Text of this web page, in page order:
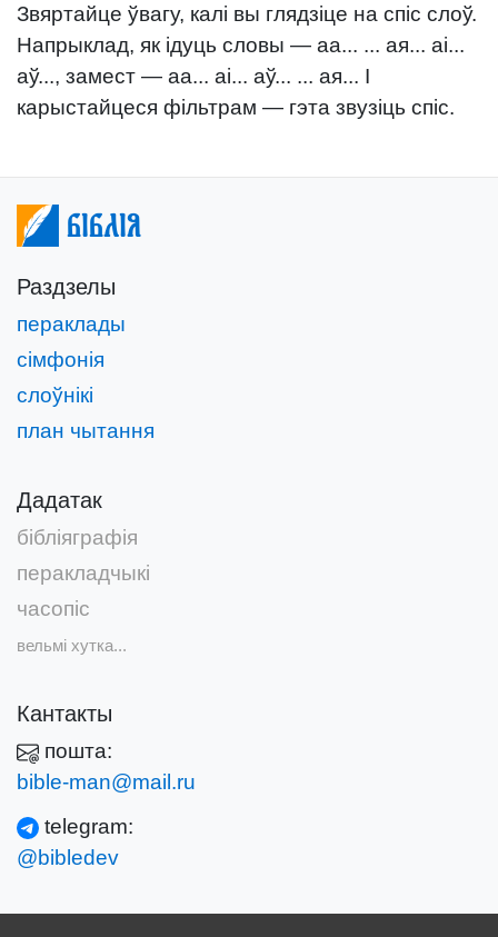
Звяртайце ўвагу, калі вы глядзіце на спіс слоў.
Напрыклад, як ідуць словы — аа... ... ая... аі...
аў..., замест — аа... аі... аў... ... ая... І
карыстайцеся фільтрам — гэта звузіць спіс.
Біблія
Раздзелы
пераклады
сімфонія
слоўнікі
план чытання
Дадатак
бібліяграфія
перакладчыкі
часопіс
вельмі хутка...
Кантакты
пошта:
bible-man@mail.ru
telegram:
@bibledev